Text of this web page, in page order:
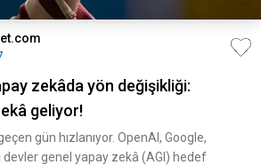
zekâda yön değişikliği:
geliyor!
gün hızlanıyor. OpenAI, Google,
genel yapay zekâ (AGI) hedef